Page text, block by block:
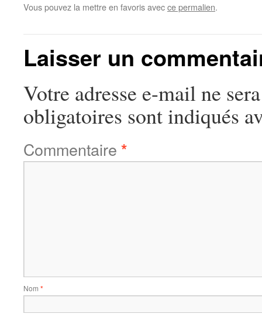
Vous pouvez la mettre en favoris avecce permalien.
Laisser un
Votre adresse e-mail ne
obligatoires sont indiqués
Commentaire *
Nom *